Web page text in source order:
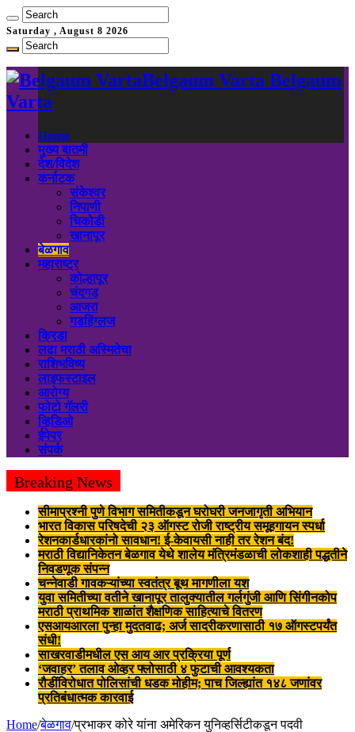
Saturday , August 8 2026
Belgaum Varta Belgaum
Varta
Home
मुख्य बातमी
देश/विदेश
कर्नाटक
संकेश्वर
निपाणी
चिकोडी
खानापूर
बेळगाव
महाराष्ट्र
कोल्हापूर
चंदगड
आजरा
गडहिंग्लज
क्रिडा
लढा मराठी अस्मितेचा
राशिभविष्य
लाइफस्टाइल
आरोग्य
फोटो गॅलरी
व्हिडिओ
ईपेपर
संपर्क
Breaking News
सीमाप्रश्नी पुणे विभाग समितीकडून घरोघरी जनजागृती अभियान
भारत विकास परिषदेची २३ ऑगस्ट रोजी राष्ट्रीय समूहगायन स्पर्धा
रेशनकार्डधारकांनो सावधान! ई-केवायसी नाही तर रेशन बंद!
मराठी विद्यानिकेतन बेळगाव येथे शालेय मंत्रिमंडळाची लोकशाही पद्धतीने
निवडणूक संपन्न
चन्नेवाडी गावकऱ्यांच्या स्वतंत्र बूथ मागणीला यश
युवा समितीच्या वतीने खानापूर तालुक्यातील गर्लगुंजी आणि सिंगीनकोप
मराठी प्राथमिक शाळांत शैक्षणिक साहित्याचे वितरण
एसआयआरला पुन्हा मुदतवाढ; अर्ज सादरीकरणासाठी १७ ऑगस्टपर्यंत
संधी!
साखरवाडीमधील एस आय आर प्रक्रिया पूर्ण
‘जवाहर’ तलाव ओव्हर फ्लोसाठी ४ फुटाची आवश्यकता
रौडींविरोधात पोलिसांची धडक मोहीम; पाच जिल्ह्यांत १४८ जणांवर
प्रतिबंधात्मक कारवाई
Home/बेळगाव/प्रभाकर कोरे यांना अमेरिकन युनिव्हर्सिटीकडून पदवी